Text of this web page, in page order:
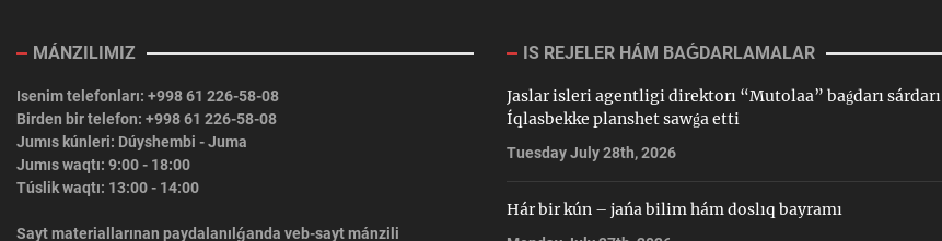
MÁNZILIMIZ
Isenim telefonları: +998 61 226-58-08
Birden bir telefon: +998 61 226-58-08
Jumıs kúnleri: Dúyshembi - Juma
Jumıs waqtı: 9:00 - 18:00
Túslik waqtı: 13:00 - 14:00
Sayt materiallarınan paydalanılǵanda veb-sayt mánzili
IS REJELER HÁM BAǴDARLAMALAR
Jaslar isleri agentligi direktorı “Mutolaa” baǵdarı sárdarı
Íqlasbekke planshet sawǵa etti
Tuesday July 28th, 2026
Hár bir kún – jańa bilim hám doslıq bayramı